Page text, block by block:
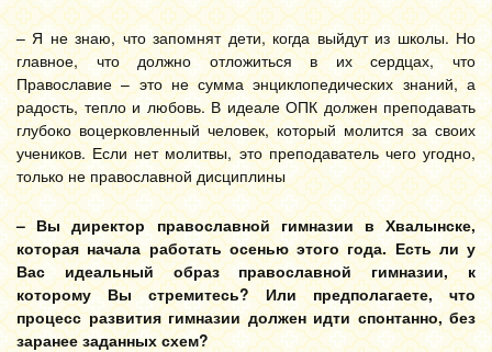
– Я не знаю, что запомнят дети, когда выйдут из школы. Но
главное, что должно отложиться в их сердцах, что
Православие – это не сумма энциклопедических знаний, а
радость, тепло и любовь. В идеале ОПК должен преподавать
глубоко воцерковленный человек, который молится за своих
учеников. Если нет молитвы, это преподаватель чего угодно,
только не православной дисциплины
– Вы директор православной гимназии в Хвалынске,
которая начала работать осенью этого года. Есть ли у
Вас идеальный образ православной гимназии, к
которому Вы стремитесь? Или предполагаете, что
процесс развития гимназии должен идти спонтанно, без
заранее заданных схем?